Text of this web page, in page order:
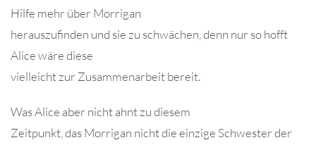
Hilfe mehr über Morrigan
herauszufinden und sie zu schwächen, denn nur so hofft
Alice wäre diese
vielleicht zur Zusammenarbeit bereit.
Was Alice aber nicht ahnt zu diesem
Zeitpunkt, das Morrigan nicht die einzige Schwester der